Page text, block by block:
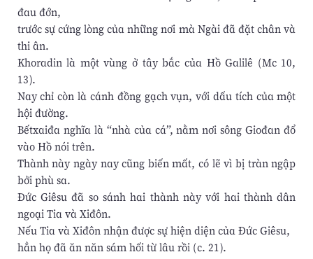
đau đớn,
trước sự cứng lòng của những nơi mà Ngài đã đặt chân và
thi ân.
Khoradin là một vùng ở tây bắc của Hồ Galilê (Mc 10,
13).
Nay chỉ còn là cánh đồng gạch vụn, với dấu tích của một
hội đường.
Bếtxaiđa nghĩa là “nhà của cá”, nằm nơi sông Giođan đổ
vào Hồ nói trên.
Thành này ngày nay cũng biến mất, có lẽ vì bị tràn ngập
bởi phù sa.
Đức Giêsu đã so sánh hai thành này với hai thành dân
ngoại Tia và Xiđôn.
Nếu Tia và Xiđôn nhận được sự hiện diện của Đức Giêsu,
hẳn họ đã ăn năn sám hối từ lâu rồi (c. 21).